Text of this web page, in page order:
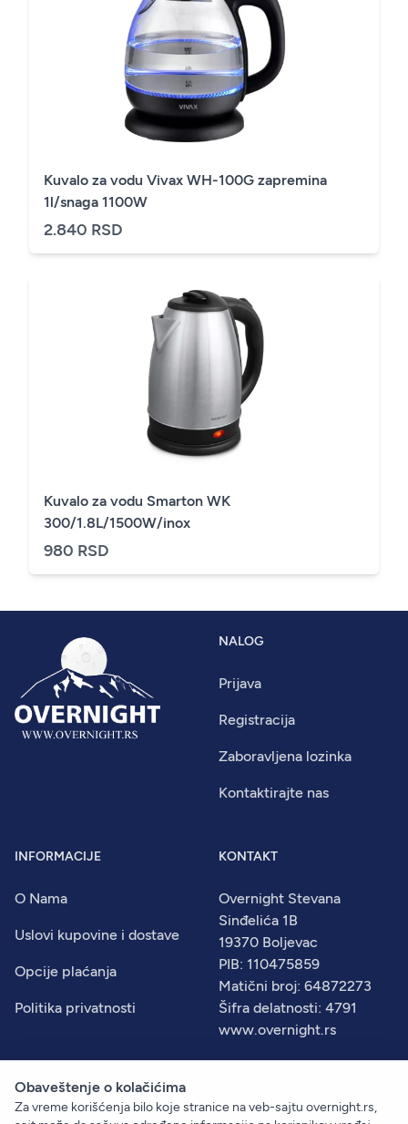
Kuvalo za vodu Vivax WH-100G zapremina
1l/snaga 1100W
2.840 RSD
Kuvalo za vodu Smarton WK
300/1.8L/1500W/inox
980 RSD
NALOG
Prijava
Registracija
Zaboravljena lozinka
Kontaktirajte nas
INFORMACIJE
O Nama
Uslovi kupovine i dostave
Opcije plaćanja
Politika privatnosti
KONTAKT
Overnight Stevana
Sinđelića 1B
19370 Boljevac
PIB: 110475859
Matični broj: 64872273
Šifra delatnosti: 4791
www.overnight.rs
© 2026Overnight. Sva prava zadržana.
Obaveštenje o kolačićima
Za vreme korišćenja bilo koje stranice na veb-sajtu overnight.rs,